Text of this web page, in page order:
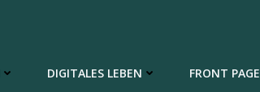
DIGITALES LEBEN FRONT PAGE